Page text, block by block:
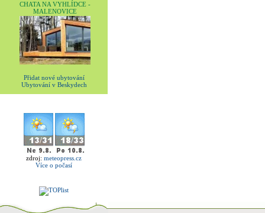
CHATA NA VYHLÍDCE -
MALENOVICE
Přidat nové ubytování
Ubytování v Beskydech
zdroj: meteopress.cz
Více o počasí